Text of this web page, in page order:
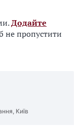
Додайте
не пропустити
Київ